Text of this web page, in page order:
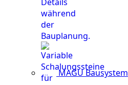
MAGU Bausystem